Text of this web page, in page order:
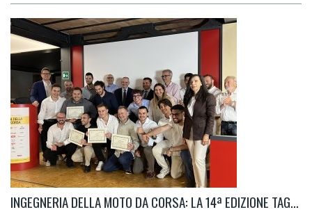
INGEGNERIA DELLA MOTO DA CORSA: LA 14ª EDIZIONE TAGLIA IL TRAGUARDO.